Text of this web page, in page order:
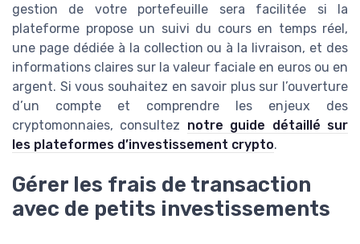
gestion de votre portefeuille sera facilitée si la
plateforme propose un suivi du cours en temps réel,
une page dédiée à la collection ou à la livraison, et des
informations claires sur la valeur faciale en euros ou en
argent. Si vous souhaitez en savoir plus sur l’ouverture
d’un compte et comprendre les enjeux des
cryptomonnaies, consultez notre guide détaillé sur
les plateformes d’investissement crypto.
Gérer les frais de transaction
avec de petits investissements